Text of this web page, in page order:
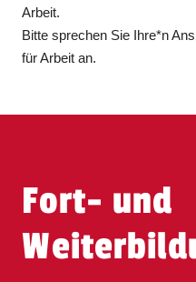
Arbeit.
Bitte sprechen Sie Ihre*n
für Arbeit an.
Fort- und